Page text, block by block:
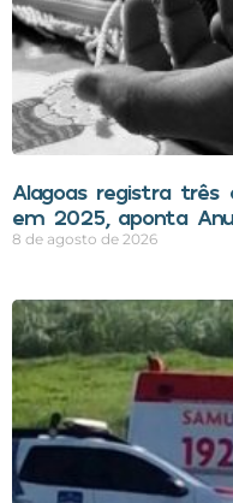
Alagoas registra
em 2025, aponta
8 de agosto de 2026